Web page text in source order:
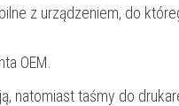
z urządzeniem, do
OEM.
natomiast taśmy do